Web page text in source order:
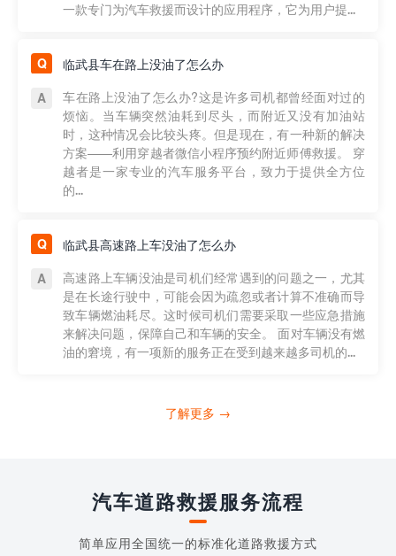
一款专门为汽车救援而设计的应用程序，它为用户提...
临武县车在路上没油了怎么办
车在路上没油了怎么办?这是许多司机都曾经面对过的
烦恼。当车辆突然油耗到尽头，而附近又没有加油站
时，这种情况会比较头疼。但是现在，有一种新的解决
方案——利用穿越者微信小程序预约附近师傅救援。 穿
越者是一家专业的汽车服务平台，致力于提供全方位
的...
临武县高速路上车没油了怎么办
高速路上车辆没油是司机们经常遇到的问题之一，尤其
是在长途行驶中，可能会因为疏忽或者计算不准确而导
致车辆燃油耗尽。这时候司机们需要采取一些应急措施
来解决问题，保障自己和车辆的安全。 面对车辆没有燃
油的窘境，有一项新的服务正在受到越来越多司机的...
了解更多 →
汽车道路救援服务流程
简单应用全国统一的标准化道路救援方式